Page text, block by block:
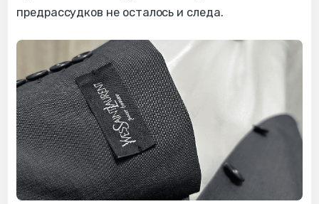
предрассудков не осталось и следа.